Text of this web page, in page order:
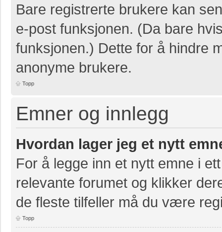
Bare registrerte brukere kan
e-post funksjonen. (Da bare
funksjonen.) Dette for å hindre
anonyme brukere.
Topp
Emner og innlegg
Hvordan lager jeg et nytt
For å legge inn et nytt emne i
relevante forumet og klikker
de fleste tilfeller må du være
Topp